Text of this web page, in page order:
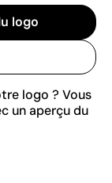
logo
logo ? Vous
un aperçu du